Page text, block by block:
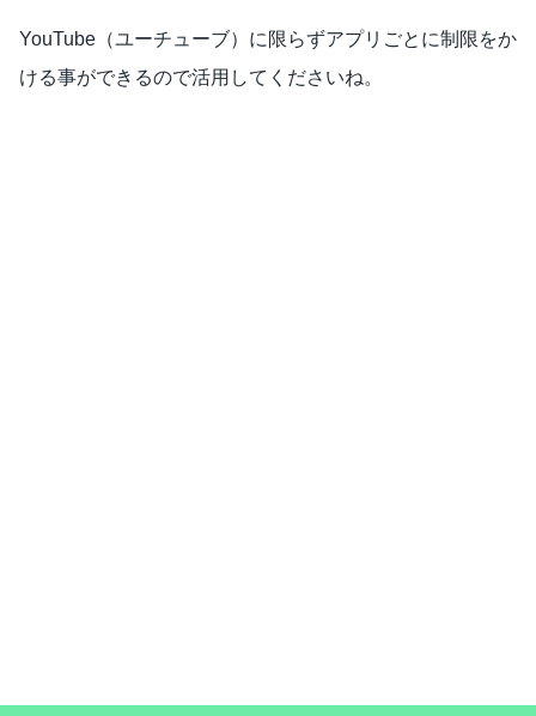
YouTube（ユーチューブ）に限らずアプリごとに制限をか
ける事ができるので活用してくださいね。